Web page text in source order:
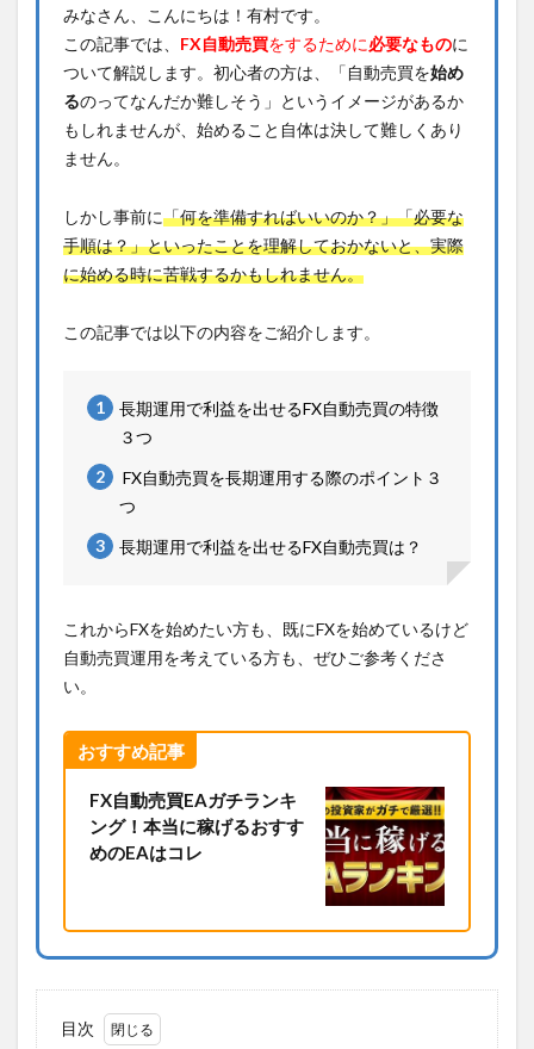
みなさん、こんにちは！有村です。
この記事では、 FX自動売買をするために必要なものに
ついて解説します。初心者の方は、「自動売買を始め
るのってなんだか難しそう」というイメージがあるか
もしれませんが、始めること自体は決して難しくあり
ません。
しかし事前に「何を準備すればいいのか？」「必要な
手順は？」といったことを理解しておかないと、実際
に始める時に苦戦するかもしれません。
この記事では以下の内容をご紹介します。
長期運用で利益を出せるFX自動売買の特徴
３つ
FX自動売買を長期運用する際のポイント３
つ
長期運用で利益を出せるFX自動売買は？
これからFXを始めたい方も、既にFXを始めているけど
自動売買運用を考えている方も、ぜひご参考くださ
い。
おすすめ記事
FX自動売買EAガチランキ
ング！本当に稼げるおすす
めのEAはコレ
目次